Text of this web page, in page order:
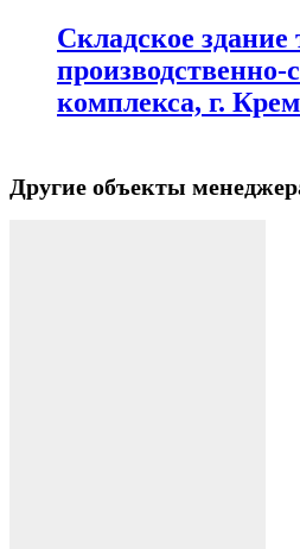
Складское здание
производственно-
комплекса, г.
Другие объекты